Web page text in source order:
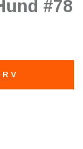
#78